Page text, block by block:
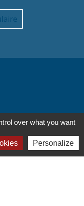
over what you want
Personalize